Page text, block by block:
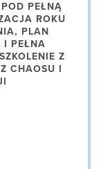
PEŁNĄ
ROKU
PLAN
I PEŁNA
Z
CHAOSU I